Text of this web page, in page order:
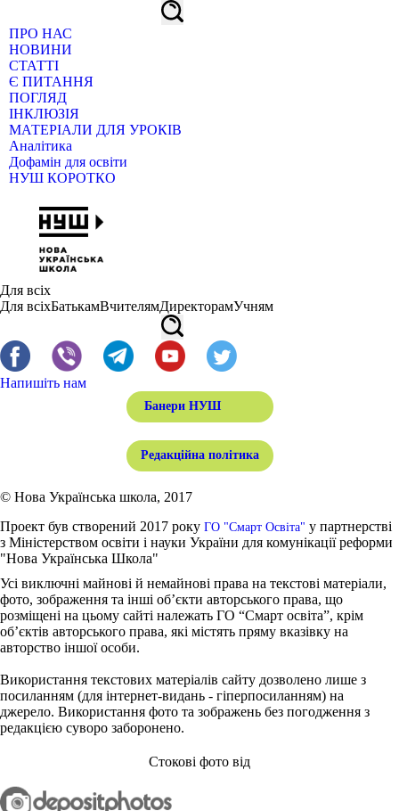
ПРО НАС
НОВИНИ
СТАТТІ
Є ПИТАННЯ
ПОГЛЯД
ІНКЛЮЗІЯ
МАТЕРІАЛИ ДЛЯ УРОКІВ
Аналітика
Дофамін для освіти
НУШ КОРОТКО
Для всіх
Для всіхБатькамВчителямДиректорамУчням
Напишіть нам
Банери НУШ
Редакційна політика
© Нова Українська школа, 2017
Проект був створений 2017 року ГО "Смарт Освіта" у партнерстві
з Міністерством освіти і науки України для комунікації реформи
"Нова Українська Школа"
Усі виключні майнові й немайнові права на текстові матеріали,
фото, зображення та інші об’єкти авторського права, що
розміщені на цьому сайті належать ГО “Смарт освіта”, крім
об’єктів авторського права, які містять пряму вказівку на
авторство іншої особи.
Використання текстових матеріалів сайту дозволено лише з
посиланням (для інтернет-видань - гіперпосиланням) на
джерело. Використання фото та зображень без погодження з
редакцією суворо заборонено.
Стокові фото від